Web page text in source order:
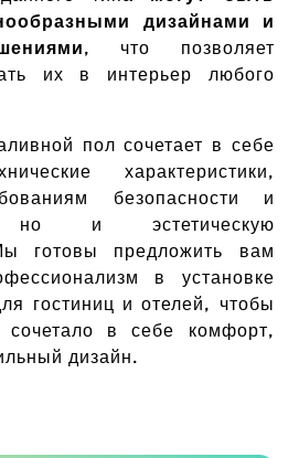
дизайнами и
, что позволяет
их в интерьер любого
пол сочетает в себе
характеристики,
безопасности и
но и эстетическую
готовы предложить вам
в установке
гостиниц и отелей, чтобы
в себе комфорт,
дизайн.